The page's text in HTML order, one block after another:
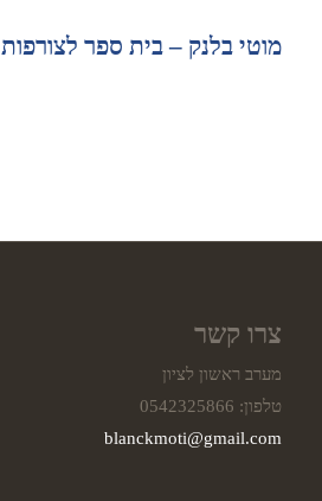
מוטי בלנק – בית ספר לצורפות
צרו קשר
מערב ראשון לציון
טלפון: 0542325866
blanckmoti@gmail.com